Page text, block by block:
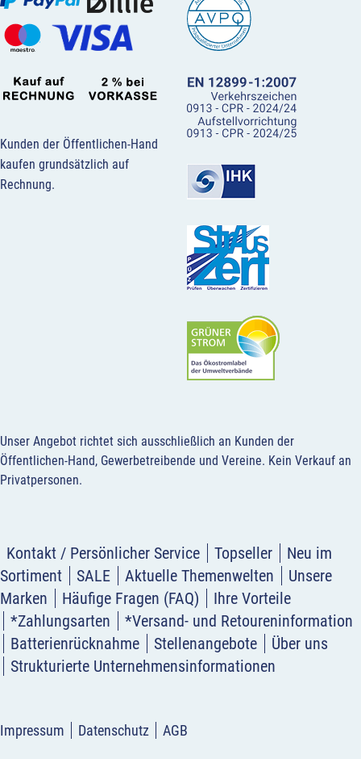
Kunden der Öffentlichen-Hand
kaufen grundsätzlich auf
Rechnung.
Unser Angebot richtet sich ausschließlich an Kunden der
Öffentlichen-Hand, Gewerbetreibende und Vereine. Kein Verkauf an
Privatpersonen.
Kontakt / Persönlicher Service Topseller
Neu im
Sortiment
SALE Aktuelle Themenwelten
Unsere
Marken
Häufige Fragen (FAQ)
Ihre Vorteile
*Zahlungsarten
*Versand- und Retoureninformation
Batterienrücknahme
Stellenangebote
Über uns
Strukturierte Unternehmensinformationen
Impressum Datenschutz AGB